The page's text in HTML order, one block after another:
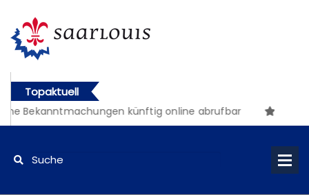
Topaktuell
Bekanntmachungen künftig online abrufbar